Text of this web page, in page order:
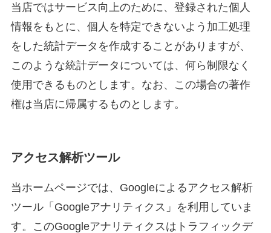
当店ではサービス向上のために、登録された個人
情報をもとに、個人を特定できないよう加工処理
をした統計データを作成することがありますが、
このような統計データについては、何ら制限なく
使用できるものとします。なお、この場合の著作
権は当店に帰属するものとします。
アクセス解析ツール
当ホームページでは、Googleによるアクセス解析
ツール「Googleアナリティクス」を利用していま
す。このGoogleアナリティクスはトラフィックデ